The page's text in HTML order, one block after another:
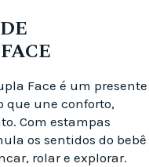
Face é um presente
que une conforto,
Com estampas
os sentidos do bebê
rolar e explorar.